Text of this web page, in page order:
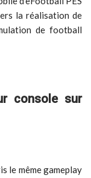
la réalisation de
de football
console sur
le même gameplay